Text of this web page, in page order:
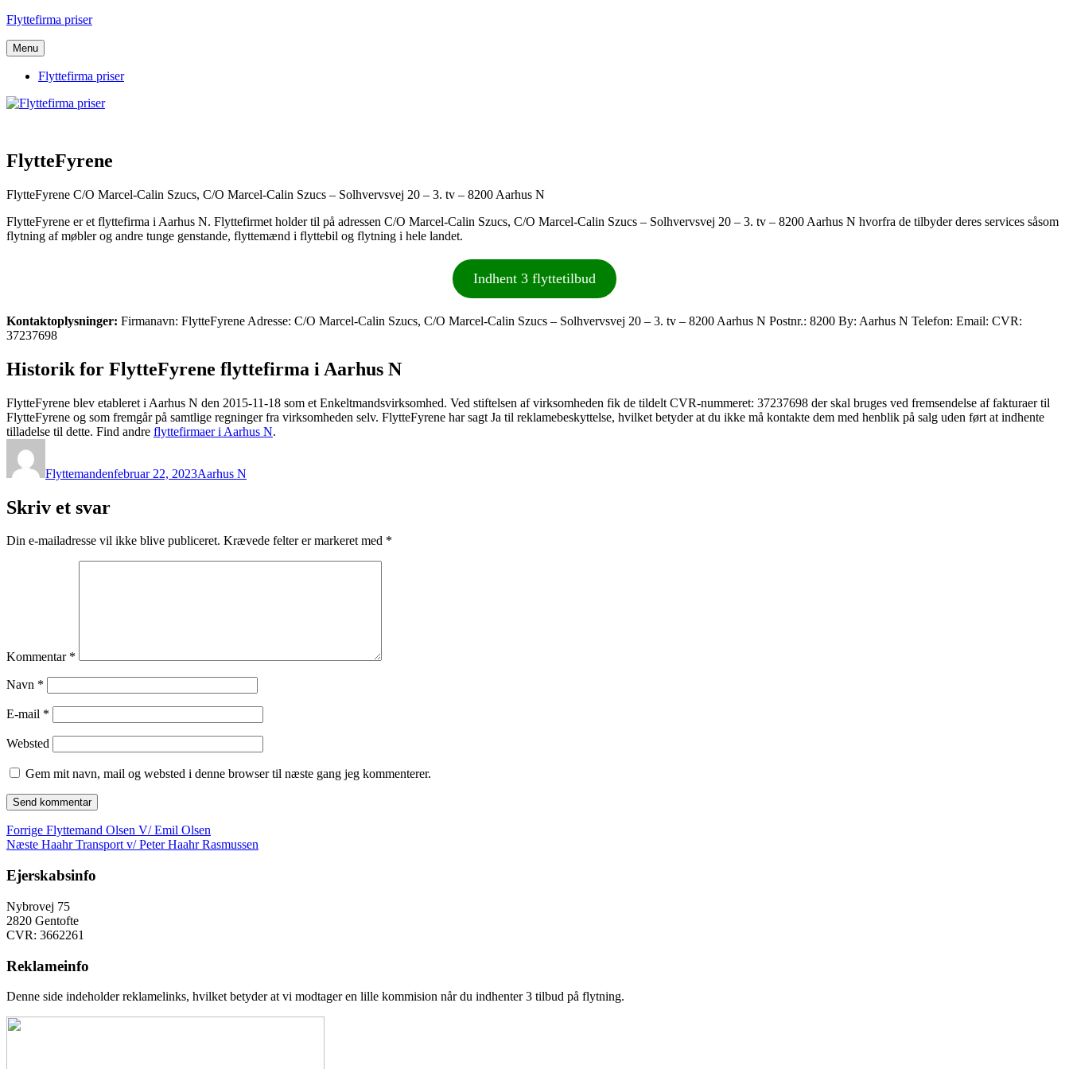
Videre
indhold
Flyttefirma priser
Menu
Flyttefirma priser
FlytteFyrene
FlytteFyrene C/O Marcel-Calin Szucs, C/O Marcel-Calin Szucs – Solhvervsvej 20 – 3. tv – 8200 Aarhus N
FlytteFyrene er et flyttefirma i Aarhus N. Flyttefirmet holder til på adressen C/O Marcel-Calin Szucs, C/O Marcel-Calin Szucs – Solhvervsvej 20 – 3. tv – 8200 Aarhus N hvorfra de tilbyder deres services såsom
flytning af møbler og andre tunge genstande, flyttemænd i flyttebil og flytning i hele landet.
Indhent 3 flyttetilbud
Kontaktoplysninger: Firmanavn: FlytteFyrene Adresse: C/O Marcel-Calin Szucs, C/O Marcel-Calin Szucs – Solhvervsvej 20 – 3. tv – 8200 Aarhus N Postnr.: 8200 By: Aarhus N Telefon: Email: CVR:
37237698
Historik for FlytteFyrene flyttefirma i Aarhus N
FlytteFyrene blev etableret i Aarhus N den 2015-11-18 som et Enkeltmandsvirksomhed. Ved stiftelsen af virksomheden fik de tildelt CVR-nummeret: 37237698 der skal bruges ved fremsendelse af fakturaer til
FlytteFyrene og som fremgår på samtlige regninger fra virksomheden selv. FlytteFyrene har sagt Ja til reklamebeskyttelse, hvilket betyder at du ikke må kontakte dem med henblik på salg uden ført at indhente
tilladelse til dette. Find andre flyttefirmaer i Aarhus N.
Flyttemandenfebruar 22, 2023Aarhus N
Skriv et svar
Din e-mailadresse vil ikke blive publiceret. Krævede felter er markeret med *
Kommentar *
Navn *
E-mail *
Websted
Gem mit navn, mail og websted i denne browser til næste gang jeg kommenterer.
Indlægsnavigation
Forrige Forrige
indlæg:
Flyttemand Olsen V/ Emil Olsen
Næste Næste
Haahr Transport v/ Peter Haahr Rasmussen
Ejerskabsinfo
Nybrovej 75
2820 Gentofte
CVR: 3662261
Reklameinfo
Denne side indeholder reklamelinks, hvilket betyder at vi modtager en lille kommision når du indhenter 3 tilbud på flytning.